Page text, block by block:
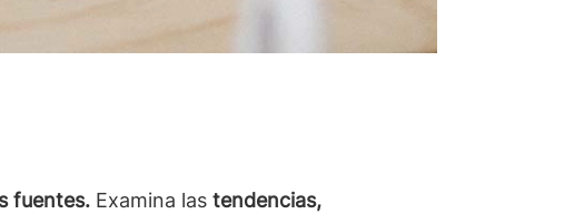
fuentes. Examina las tendencias,